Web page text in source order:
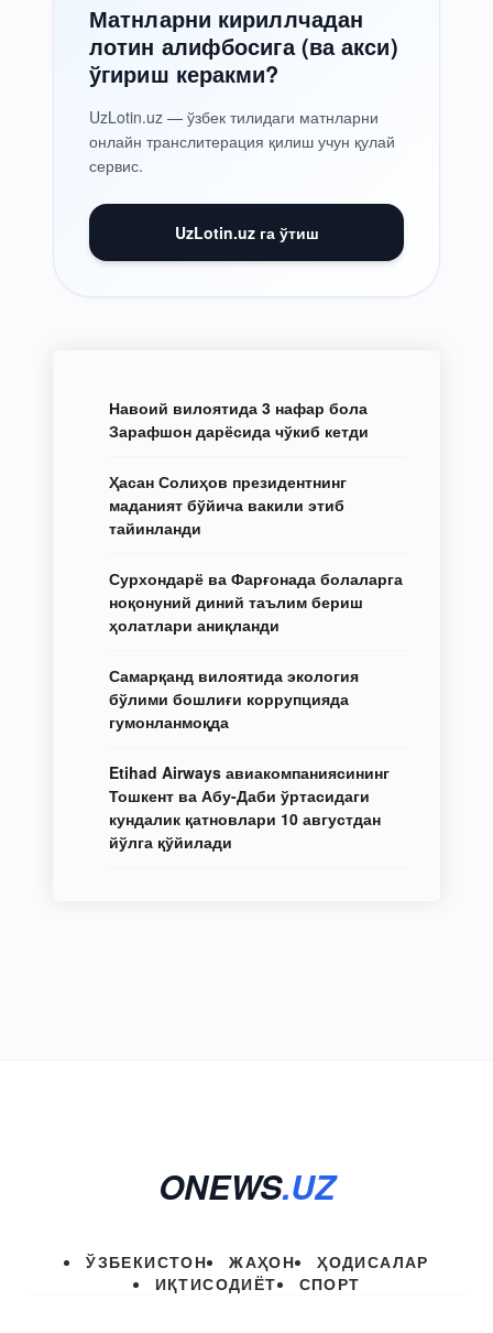
Матнларни кириллчадан
лотин алифбосига (ва акси)
ўгириш керакми?
UzLotin.uz — ўзбек тилидаги матнларни
онлайн транслитерация қилиш учун қулай
сервис.
UzLotin.uz га ўтиш
Навоий вилоятида 3 нафар бола
Зарафшон дарёсида чўкиб кетди
Ҳасан Солиҳов президентнинг
маданият бўйича вакили этиб
тайинланди
Сурхондарё ва Фарғонада болаларга
ноқонуний диний таълим бериш
ҳолатлари аниқланди
Самарқанд вилоятида экология
бўлими бошлиғи коррупцияда
гумонланмоқда
Etihad Airways авиакомпаниясининг
Тошкент ва Абу-Даби ўртасидаги
кундалик қатновлари 10 августдан
йўлга қўйилади
ONEWS.UZ
ЎЗБЕКИСТОН ЖАҲОН
ҲОДИСАЛАР
ИҚТИСОДИЁТ
СПОРТ